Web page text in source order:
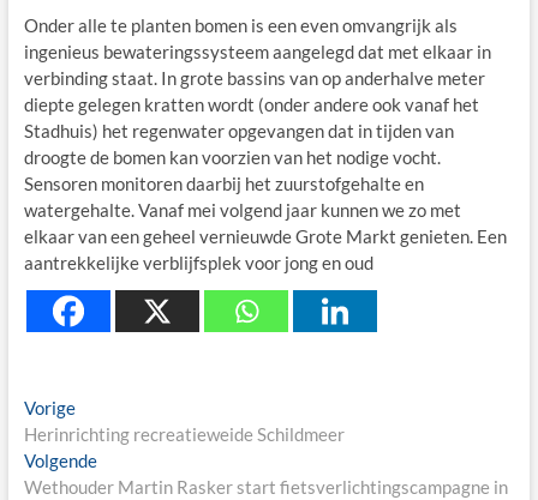
Onder alle te planten bomen is een even omvangrijk als
ingenieus bewateringssysteem aangelegd dat met elkaar in
verbinding staat. In grote bassins van op anderhalve meter
diepte gelegen kratten wordt (onder andere ook vanaf het
Stadhuis) het regenwater opgevangen dat in tijden van
droogte de bomen kan voorzien van het nodige vocht.
Sensoren monitoren daarbij het zuurstofgehalte en
watergehalte. Vanaf mei volgend jaar kunnen we zo met
elkaar van een geheel vernieuwde Grote Markt genieten. Een
aantrekkelijke verblijfsplek voor jong en oud
Berichtnavigatie
VorigePrevious
post:
Herinrichting recreatieweide Schildmeer
VolgendeNext
post:
Wethouder Martin Rasker start fietsverlichtingscampagne in